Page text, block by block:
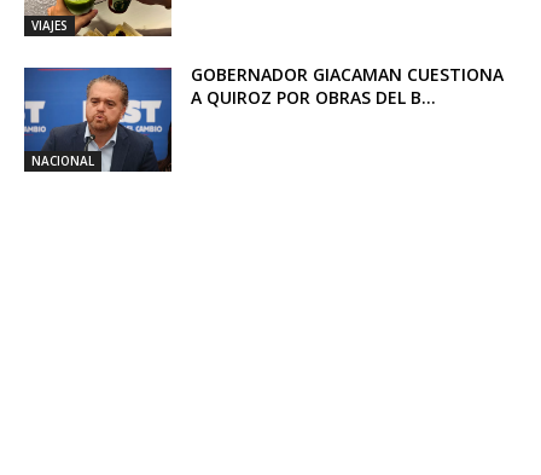
VIAJES
NACIONAL
GOBERNADOR GIACAMAN CUESTIONA
A QUIROZ POR OBRAS DEL B...